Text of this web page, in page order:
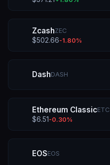
ZcashZEC
$502.66-1.80%
DashDASH
Ethereum ClassicETC
$6.51 -0.30%
EOSEOS